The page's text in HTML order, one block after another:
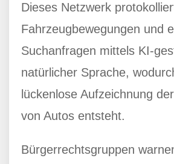
Dieses Netzwerk
Fahrzeugbewegungen und
Suchanfragen mittels KI-
natürlicher Sprache,
lückenlose Aufzeichnung
von Autos entsteht.
Bürgerrechtsgruppen